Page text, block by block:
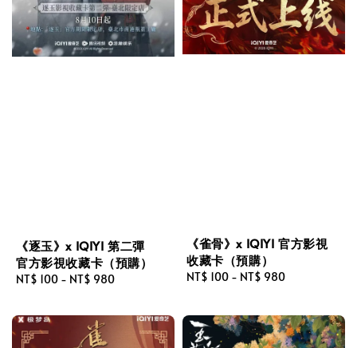
《逐玉》x IQIYI 第二彈
官方影視收藏卡（預購）
Regular
NT$ 100 - NT$ 980
《雀骨》x IQIYI 官方影視
收藏卡（預購）
Regular
NT$ 100 - NT$ 980